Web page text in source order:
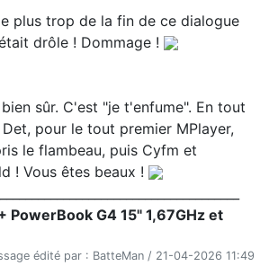
plus trop de la fin de ce dialogue
drôle ! Dommage !
sûr. C'est "je t'enfume". En tout
pour le tout premier MPlayer,
le flambeau, puis Cyfm et
! Vous êtes beaux !
PowerBook G4 15" 1,67GHz et
édité par : BatteMan / 21-04-2026 11:49